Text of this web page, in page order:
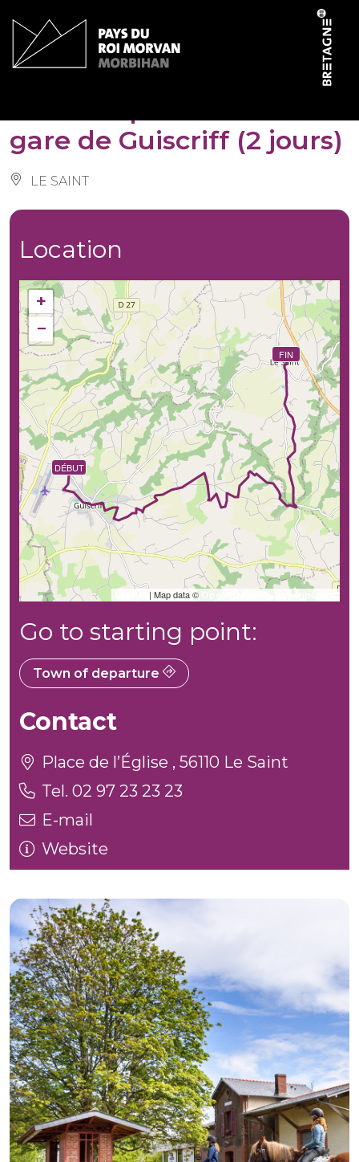
gare de Guiscriff (2 jours)
LE SAINT
Location
DÉBUT
FIN
+
−
| Map data © OpenStreetMap contributors
Go to starting point:
Town of departure
Contact
Place de l’Église , 56110 Le Saint
Tel. 02 97 23 23 23
E-mail
Website